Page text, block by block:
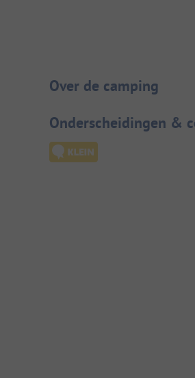
Camping
Over de camping
Onderscheidingen &